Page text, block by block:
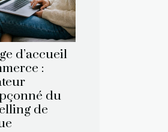
d’accueil
:
du
de